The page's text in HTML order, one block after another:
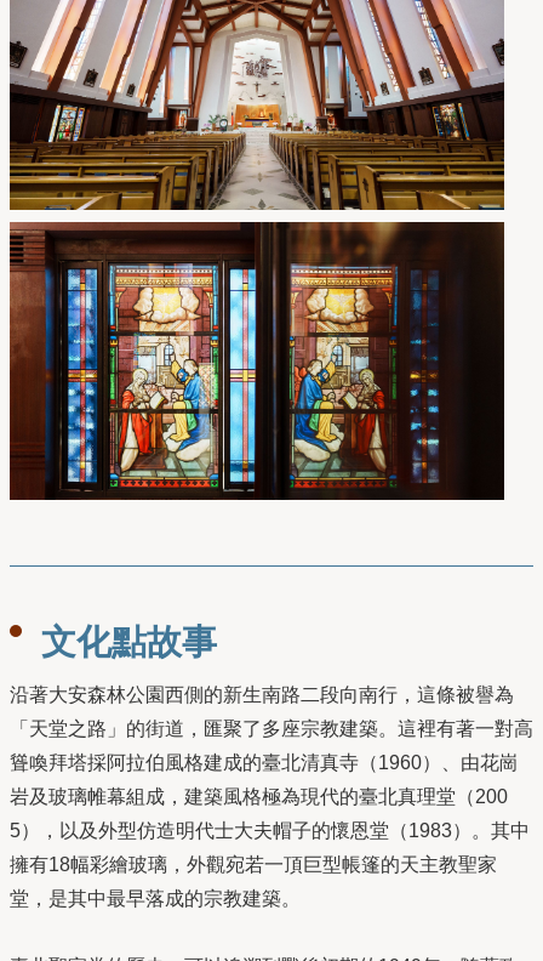
文化點故事
沿著大安森林公園西側的新生南路二段向南行，這條被譽為
「天堂之路」的街道，匯聚了多座宗教建築。這裡有著一對高
聳喚拜塔採阿拉伯風格建成的臺北清真寺（1960）、由花崗
岩及玻璃帷幕組成，建築風格極為現代的臺北真理堂（200
5），以及外型仿造明代士大夫帽子的懷恩堂（1983）。其中
擁有18幅彩繪玻璃，外觀宛若一頂巨型帳篷的天主教聖家
堂，是其中最早落成的宗教建築。